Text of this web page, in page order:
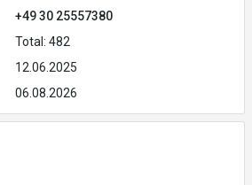
+49 30 25557380
Total: 482
12.06.2025
06.08.2026